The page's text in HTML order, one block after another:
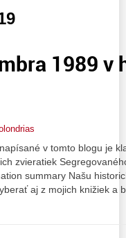
1989 v
v tomto blogu je
zvieratiek
summary Našu
aj z mojich knižiek a